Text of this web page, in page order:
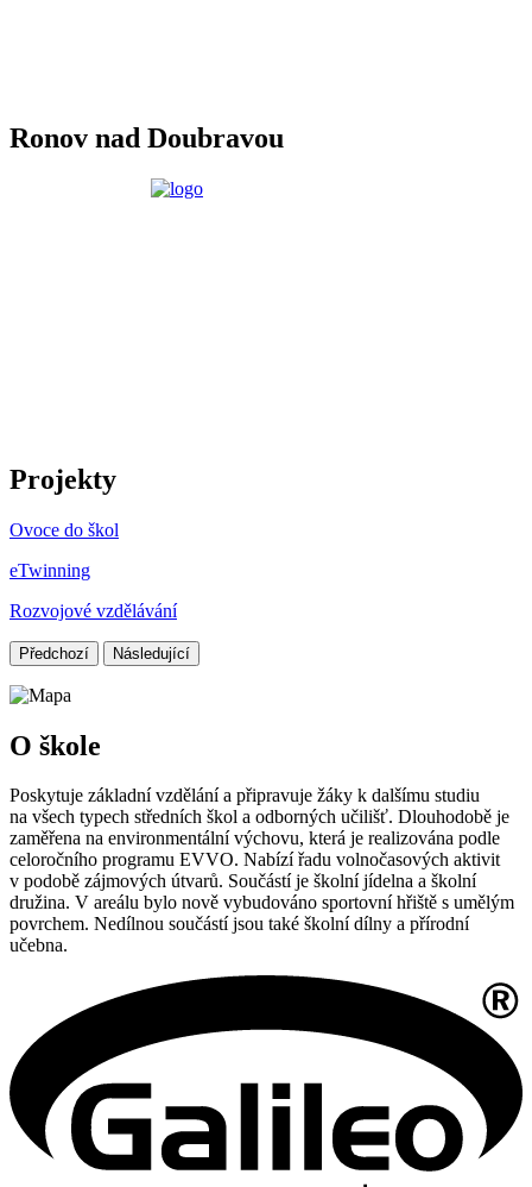
Ronov nad Doubravou
Projekty
Ovoce do škol
eTwinning
Rozvojové vzdělávání
Předchozí Následující
O škole
Poskytuje základní vzdělání a připravuje žáky k dalšímu studiu
na všech typech středních škol a odborných učilišť. Dlouhodobě je
zaměřena na environmentální výchovu, která je realizována podle
celoročního programu EVVO. Nabízí řadu volnočasových aktivit
v podobě zájmových útvarů. Součástí je školní jídelna a školní
družina. V areálu bylo nově vybudováno sportovní hřiště s umělým
povrchem. Nedílnou součástí jsou také školní dílny a přírodní
učebna.